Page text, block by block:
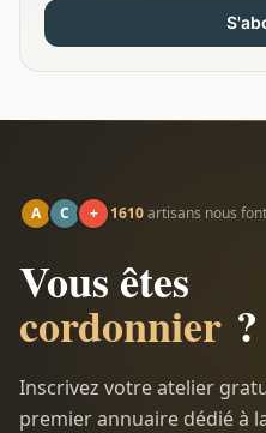
A C + 1610artisans nous
Vous êtes
cordonnier ?
Inscrivez votre atelier
premier annuaire dédié à